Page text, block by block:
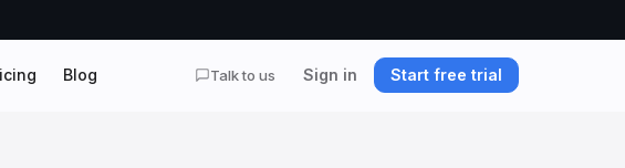
Blog Talk to us Sign in Start free trial